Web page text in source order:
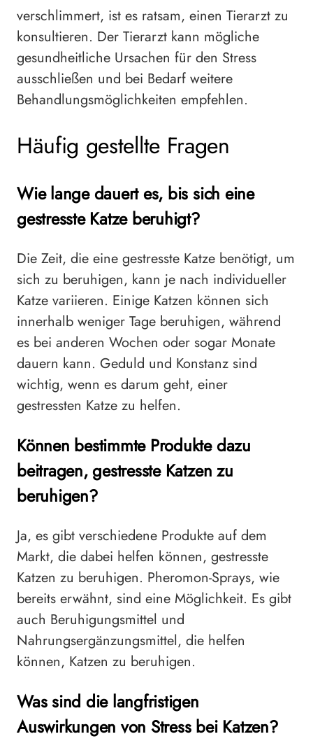
verschlimmert, ist es ratsam, einen Tierarzt zu
konsultieren. Der Tierarzt kann mögliche
gesundheitliche Ursachen für den Stress
ausschließen und bei Bedarf weitere
Behandlungsmöglichkeiten empfehlen.
Häufig gestellte Fragen
Wie lange dauert es, bis sich eine
gestresste Katze beruhigt?
Die Zeit, die eine gestresste Katze benötigt, um
sich zu beruhigen, kann je nach individueller
Katze variieren. Einige Katzen können sich
innerhalb weniger Tage beruhigen, während
es bei anderen Wochen oder sogar Monate
dauern kann. Geduld und Konstanz sind
wichtig, wenn es darum geht, einer
gestressten Katze zu helfen.
Können bestimmte Produkte dazu
beitragen, gestresste Katzen zu
beruhigen?
Ja, es gibt verschiedene Produkte auf dem
Markt, die dabei helfen können, gestresste
Katzen zu beruhigen. Pheromon-Sprays, wie
bereits erwähnt, sind eine Möglichkeit. Es gibt
auch Beruhigungsmittel und
Nahrungsergänzungsmittel, die helfen
können, Katzen zu beruhigen.
Was sind die langfristigen
Auswirkungen von Stress bei Katzen?